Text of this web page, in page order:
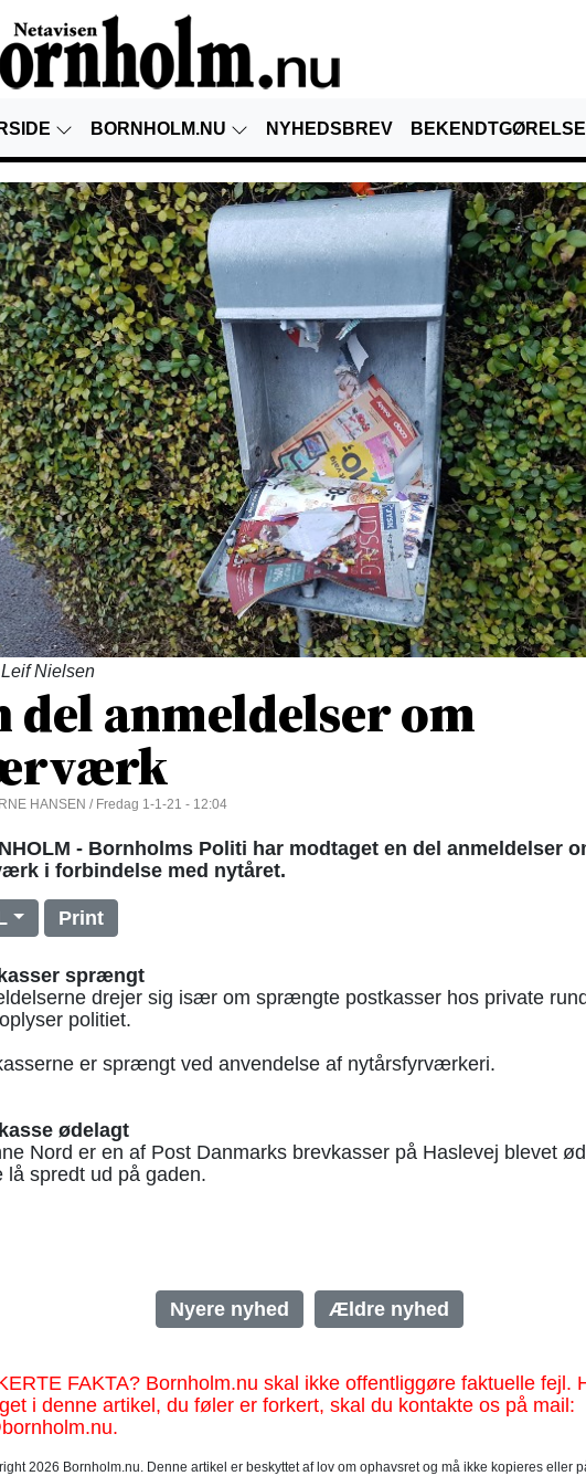
BORNHOLM.NU NYHEDSBREV
Nielsen
del anmeldelser om
HANSEN / Fredag 1-1-21 - 12:04
- Bornholms Politi har modtaget en del anmeldelser
i forbindelse med nytåret.
Print
sprængt
drejer sig især om sprængte postkasser hos private
politiet.
er sprængt ved anvendelse af nytårsfyrværkeri.
ødelagt
Nord er en af Post Danmarks brevkasser på Haslevej blevet
lå spredt ud på gaden.
Nyere nyhed Ældre nyhed
FAKTA? Bornholm.nu skal ikke offentliggøre faktuelle fejl.
i denne artikel, du føler er forkert, skal du kontakte os på mail:
2026 Bornholm.nu. Denne artikel er beskyttet af lov om ophavsret og må ikke kopieres eller